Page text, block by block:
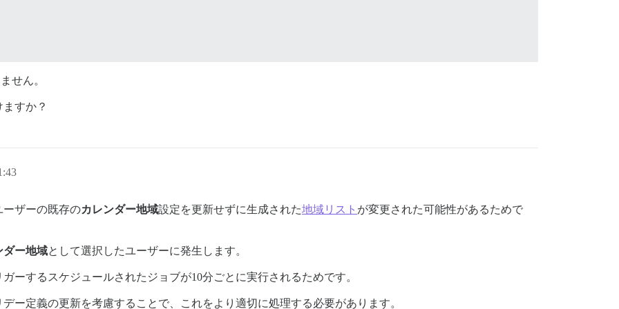
せん。
すか？
ザーの既存のカレンダー地域設定を更新せずに生成された地域リスト が変更された可能性があるためで
ダー地域として選択したユーザーに発生します。
ーするスケジュールされたジョブが10分ごとに実行されるためです。
ー定義の更新を考慮することで、これをより適切に処理する必要があります。